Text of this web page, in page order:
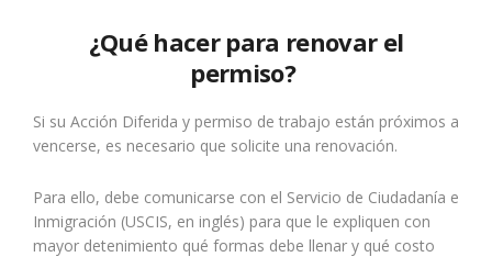
¿Qué hacer para renovar el
permiso?
Si su Acción Diferida y permiso de trabajo están próximos a
vencerse, es necesario que solicite una renovación.
Para ello, debe comunicarse con el Servicio de Ciudadanía e
Inmigración (USCIS, en inglés) para que le expliquen con
mayor detenimiento qué formas debe llenar y qué costo